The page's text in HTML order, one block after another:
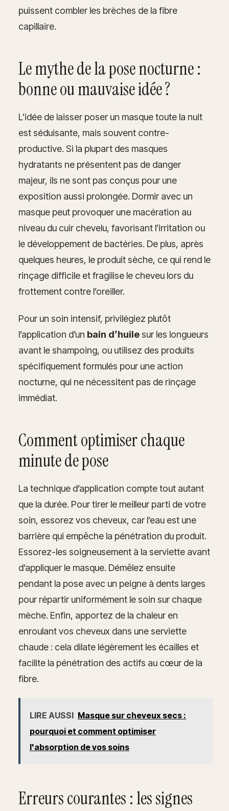
puissent combler les brèches de la fibre
capillaire.
Le mythe de la pose nocturne :
bonne ou mauvaise idée ?
L’idée de laisser poser un masque toute la nuit
est séduisante, mais souvent contre-
productive. Si la plupart des masques
hydratants ne présentent pas de danger
majeur, ils ne sont pas conçus pour une
exposition aussi prolongée. Dormir avec un
masque peut provoquer une macération au
niveau du cuir chevelu, favorisant l’irritation ou
le développement de bactéries. De plus, après
quelques heures, le produit sèche, ce qui rend le
rinçage difficile et fragilise le cheveu lors du
frottement contre l’oreiller.
Pour un soin intensif, privilégiez plutôt
l’application d’un bain d’huilesur les longueurs
avant le shampoing, ou utilisez des produits
spécifiquement formulés pour une action
nocturne, qui ne nécessitent pas de rinçage
immédiat.
Comment optimiser chaque
minute de pose
La technique d’application compte tout autant
que la durée. Pour tirer le meilleur parti de votre
soin, essorez vos cheveux, car l’eau est une
barrière qui empêche la pénétration du produit.
Essorez-les soigneusement à la serviette avant
d’appliquer le masque. Démêlez ensuite
pendant la pose avec un peigne à dents larges
pour répartir uniformément le soin sur chaque
mèche. Enfin, apportez de la chaleur en
enroulant vos cheveux dans une serviette
chaude : cela dilate légèrement les écailles et
facilite la pénétration des actifs au cœur de la
fibre.
LIRE AUSSI Masque sur cheveux secs :
pourquoi et comment optimiser
l'absorption de vos soins
Erreurs courantes : les signes